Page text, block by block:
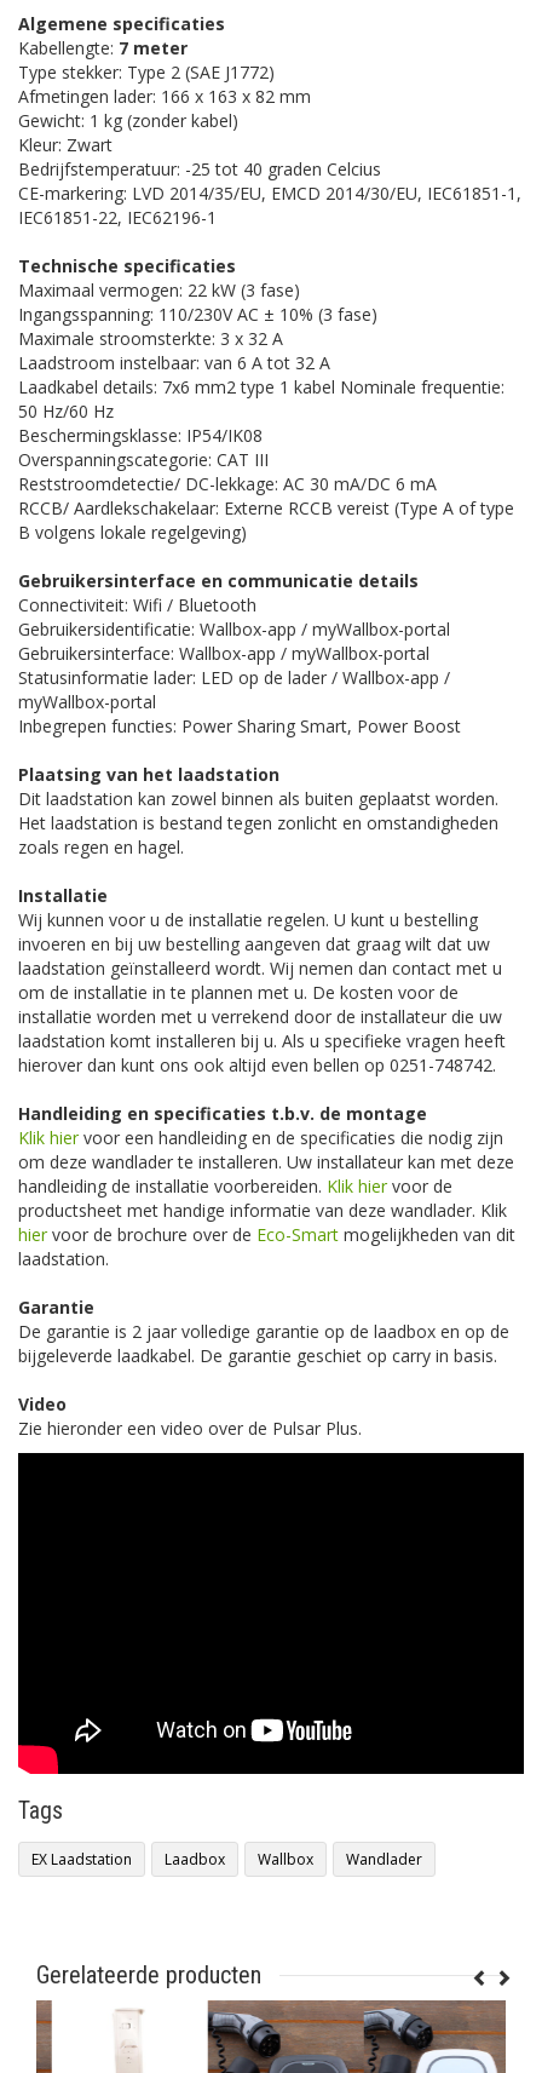
Algemene specificaties
Kabellengte: 7 meter
Type stekker: Type 2 (SAE J1772)
Afmetingen lader: 166 x 163 x 82 mm
Gewicht: 1 kg (zonder kabel)
Kleur: Zwart
Bedrijfstemperatuur: -25 tot 40 graden Celcius
CE-markering: LVD 2014/35/EU, EMCD 2014/30/EU, IEC61851-1,
IEC61851-22, IEC62196-1
Technische specificaties
Maximaal vermogen: 22 kW (3 fase)
Ingangsspanning: 110/230V AC ± 10% (3 fase)
Maximale stroomsterkte: 3 x 32 A
Laadstroom instelbaar: van 6 A tot 32 A
Laadkabel details: 7x6 mm2 type 1 kabel Nominale frequentie:
50 Hz/60 Hz
Beschermingsklasse: IP54/IK08
Overspanningscategorie: CAT III
Reststroomdetectie/ DC-lekkage: AC 30 mA/DC 6 mA
RCCB/ Aardlekschakelaar: Externe RCCB vereist (Type A of type
B volgens lokale regelgeving)
Gebruikersinterface en communicatie details
Connectiviteit: Wifi / Bluetooth
Gebruikersidentificatie: Wallbox-app / myWallbox-portal
Gebruikersinterface: Wallbox-app / myWallbox-portal
Statusinformatie lader: LED op de lader / Wallbox-app /
myWallbox-portal
Inbegrepen functies: Power Sharing Smart, Power Boost
Plaatsing van het laadstation
Dit laadstation kan zowel binnen als buiten geplaatst worden.
Het laadstation is bestand tegen zonlicht en omstandigheden
zoals regen en hagel.
Installatie
Wij kunnen voor u de installatie regelen. U kunt u bestelling
invoeren en bij uw bestelling aangeven dat graag wilt dat uw
laadstation geïnstalleerd wordt. Wij nemen dan contact met u
om de installatie in te plannen met u. De kosten voor de
installatie worden met u verrekend door de installateur die uw
laadstation komt installeren bij u. Als u specifieke vragen heeft
hierover dan kunt ons ook altijd even bellen op 0251-748742.
Handleiding en specificaties t.b.v. de montage
Klik hiervoor een handleiding en de specificaties die nodig zijn
om deze wandlader te installeren. Uw installateur kan met deze
handleiding de installatie voorbereiden. Klik hiervoor de
productsheet met handige informatie van deze wandlader. Klik
hiervoor de brochure over de Eco-Smart mogelijkheden van dit
laadstation.
Garantie
De garantie is 2 jaar volledige garantie op de laadbox en op de
bijgeleverde laadkabel. De garantie geschiet op carry in basis.
Video
Zie hieronder een video over de Pulsar Plus.
Tags
EX Laadstation Laadbox Wallbox Wandlader
Gerelateerde producten